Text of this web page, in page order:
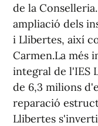
de la
ampliació dels
i Llibertes, així
Carmen.La més
integral de l'IES
de 6,3 milions
reparació
Llibertes